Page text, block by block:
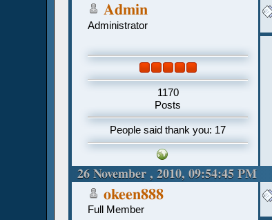
Admin
Administrator
1170
Posts
People said thank you: 17
26 November , 2010, 09:54:45 PM
okeen888
Full Member